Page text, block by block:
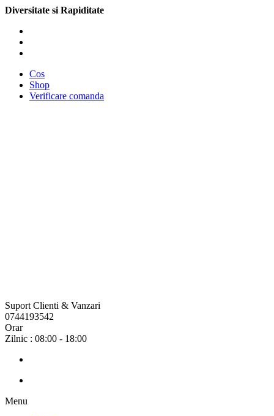
Diversitate si Rapiditate
Cos
Shop
Verificare comanda
Suport Clienti & Vanzari
0744193542
Orar
Zilnic : 08:00 - 18:00
Menu